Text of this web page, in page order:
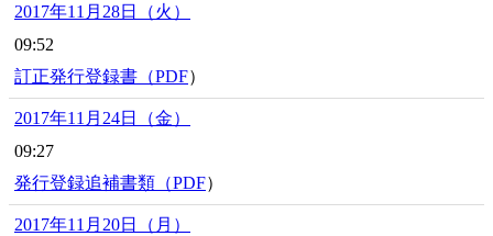
2017年11月28日（火）
09:52
訂正発行登録書（PDF）
2017年11月24日（金）
09:27
発行登録追補書類（PDF）
2017年11月20日（月）